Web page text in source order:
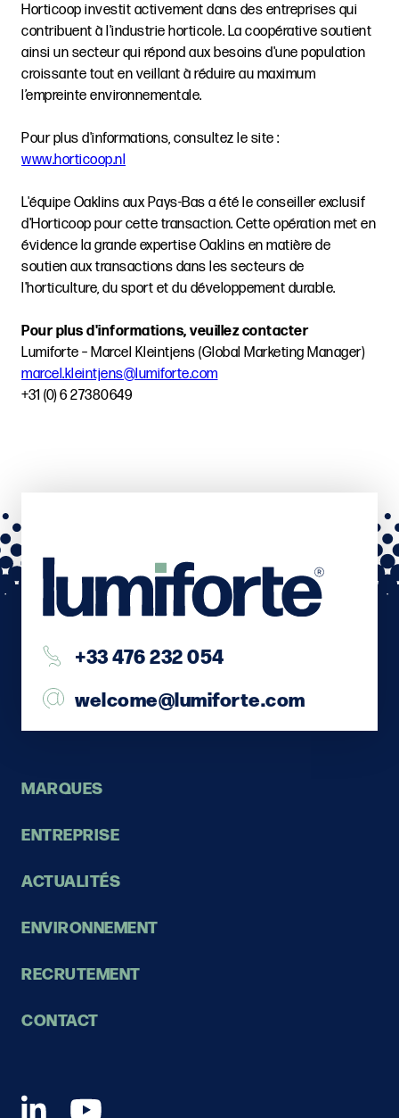
Horticoop investit activement dans des entreprises qui
contribuent à l'industrie horticole. La coopérative soutient
ainsi un secteur qui répond aux besoins d'une population
croissante tout en veillant à réduire au maximum
l’empreinte environnementale.
Pour plus d'informations, consultez le site :
www.horticoop.nl
L'équipe Oaklins aux Pays-Bas a été le conseiller exclusif
d'Horticoop pour cette transaction. Cette opération met en
évidence la grande expertise Oaklins en matière de
soutien aux transactions dans les secteurs de
l'horticulture, du sport et du développement durable.
Pour plus d'informations, veuillez contacter
Lumiforte – Marcel Kleintjens (Global Marketing Manager)
marcel.kleintjens@lumiforte.com
+31 (0) 6 27380649
+33 476 232 054
welcome@lumiforte.com
MARQUES
ENTREPRISE
ACTUALITÉS
ENVIRONNEMENT
RECRUTEMENT
CONTACT